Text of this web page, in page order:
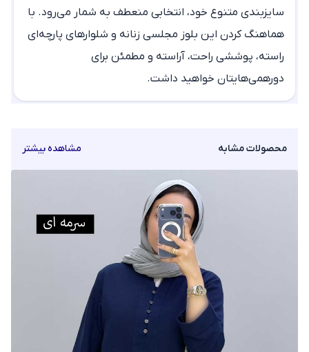
سایزبندی متنوع خود، انتخابی منعطف به شمار می‌رود. با
هماهنگ کردن این بلوز مجلسی زنانه و شلوارهای پارچه‌ای
راسته، پوششی راحت، آراسته و مطمئن برای
دورهمی‌هایتان خواهید داشت.
محصولات مشابه مشاهده بیشتر